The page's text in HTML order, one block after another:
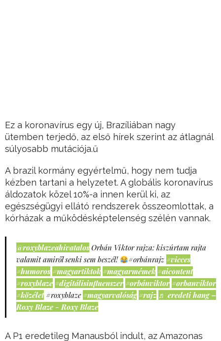
Ez a koronavírus egy új, Brazíliában nagy
ütemben terjedő, az első hírek szerint az átlagnál
súlyosabb mutációja.ű
A brazil kormány egyértelmű, hogy nem tudja
kézben tartani a helyzetet. A globális koronavírus
áldozatok közel 10%-a innen kerül ki, az
egészségügyi ellátó rendszerek összeomlottak, a
kórházak a működésképtelenség szélén vannak.
@roxyblazeahivatalos Orbán Viktor rajza: kiszúrtam rajta
valamit amiről senki sem beszél!
#orbánrajz #vicces
#humoros #magyartiktok #magyarmémek #aicontent
#roxyblaze #digitálisinfluenszer #orbánviktor #orbanviktor
#közélet #roxyblaze #magyarvalóság #rajz ♬ eredeti hang –
Roxy Blaze - Roxy Blaze
A P1 eredetileg Manausból indult, az Amazonas